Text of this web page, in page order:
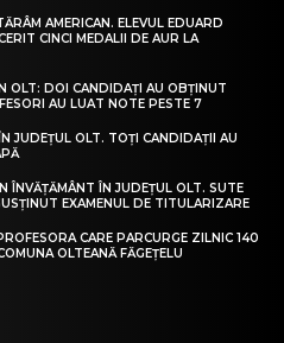
AMERICAN. ELEVUL EDUARD
CINCI MEDALII DE AUR LA
OLT: DOI CANDIDAȚI AU OBȚINUT
AU LUAT NOTE PESTE 7
JUDEȚUL OLT. TOȚI CANDIDAȚII AU
ÎNVĂȚĂMÂNT ÎN JUDEȚUL OLT. SUTE
EXAMENUL DE TITULARIZARE
CARE PARCURGE ZILNIC 140
OLTEANĂ FĂGEȚELU